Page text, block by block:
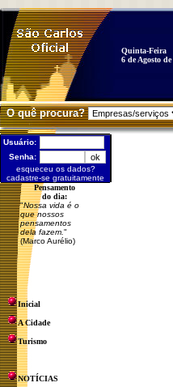
Quinta-Feira
6 de Agosto de
O quê procura?
Usuário:
Senha:
esqueceu os dados?
cadastre-se gratuitamente
Pensamento
do dia:
"Nossa vida é o
que nossos
pensamentos
dela fazem. "
(Marco Aurélio)
Inicial
A Cidade
Turismo
NOTÍCIAS